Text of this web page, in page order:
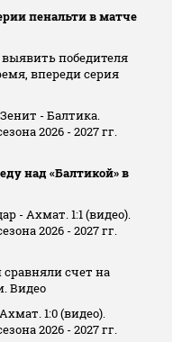
пенальти в матче
победителя
впереди серия
- Балтика.
2026 - 2027 гг.
над «Балтикой» в
- Ахмат. 1:1 (видео).
2026 - 2027 гг.
сравняли счет на
Видео
1:0 (видео).
2026 - 2027 гг.